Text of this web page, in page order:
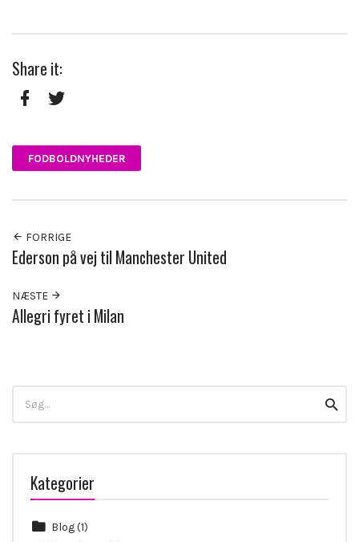
Share it:
FODBOLDNYHEDER
FORRIGE
Ederson på vej til Manchester United
NÆSTE
Allegri fyret i Milan
for:
Kategorier
Blog(1)